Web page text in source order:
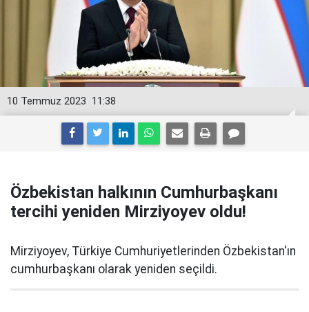
11:38
10 Temmuz 2023
Özbekistan halkının Cumhurbaşkanı
tercihi yeniden Mirziyoyev oldu!
Mirziyoyev, Türkiye Cumhuriyetlerinden Özbekistan'ın
cumhurbaşkanı olarak yeniden seçildi.